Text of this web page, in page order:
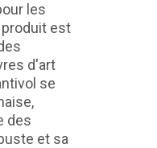
les
est
d'art
se
des
et sa